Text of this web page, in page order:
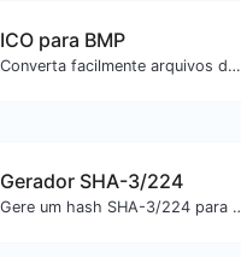
ICO para BMP
Converta facilmente arquivos de imagem ICO para BMP.
Gerador SHA-3/224
Gere um hash SHA-3/